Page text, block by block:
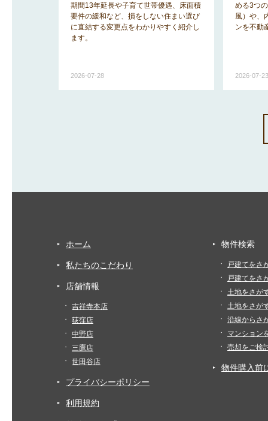
期間13年延長や子育て世帯優遇、床面積
要件の緩和など、損をしない住まい選び
に直結する変更点をわかりやすく紹介し
ます。
2026-07-28
める3つ
風）や、
ンを不動
2026-07-23
ホーム
私たちのこだわり
店舗情報
吉祥寺本店
荻窪店
中野店
三鷹店
世田谷店
プライバシーポリシー
利用規約
物件検索
戸建てをさ
戸建てをさ
土地をさが
土地をさが
沿線からさ
マンション
売却をご検
物件購入前